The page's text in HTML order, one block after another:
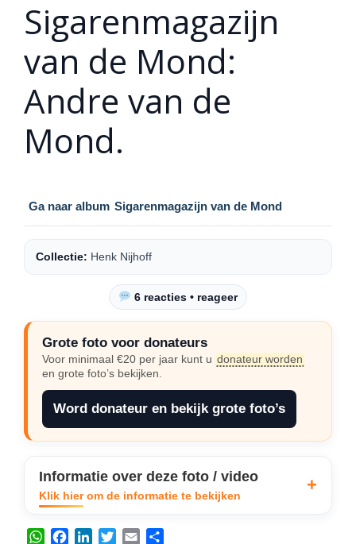
Sigarenmagazijn
van de Mond:
Andre van de
Mond.
Ga naar album Sigarenmagazijn van de Mond
Collectie: Henk Nijhoff
6 reacties • reageer
Grote foto voor donateurs
Voor minimaal €20 per jaar kunt u donateur worden
en grote foto’s bekijken.
Word donateur en bekijk grote foto’s
Informatie over deze foto / video
Klik hier om de informatie te bekijken
W